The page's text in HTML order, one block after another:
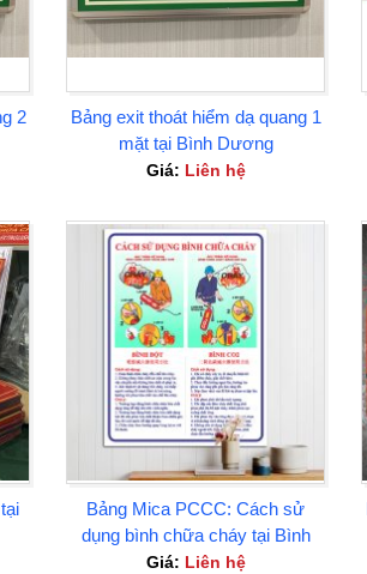
2
Bảng exit thoát hiểm dạ quang 1
mặt tại Bình Dương
Giá: Liên hệ
Bảng Mica PCCC: Cách sử
dụng bình chữa cháy tại Bình
Dương
Giá: Liên hệ